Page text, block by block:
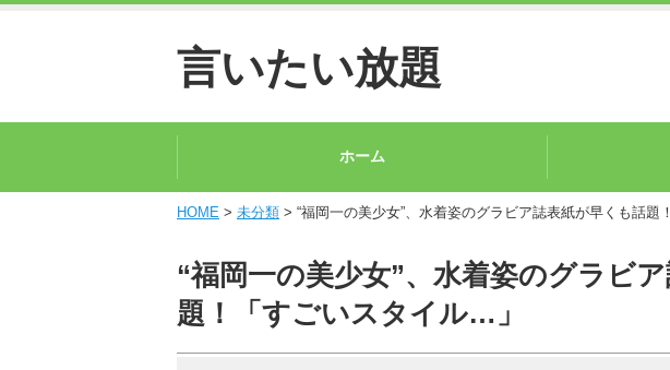
言いたい放題
ホーム
HOME > 未分類 > “福岡一の美少女”、水着姿のグラビア誌表紙が早くも話題
“福岡一の美少女”、水着姿のグラビ
題！「すごいスタイル…」